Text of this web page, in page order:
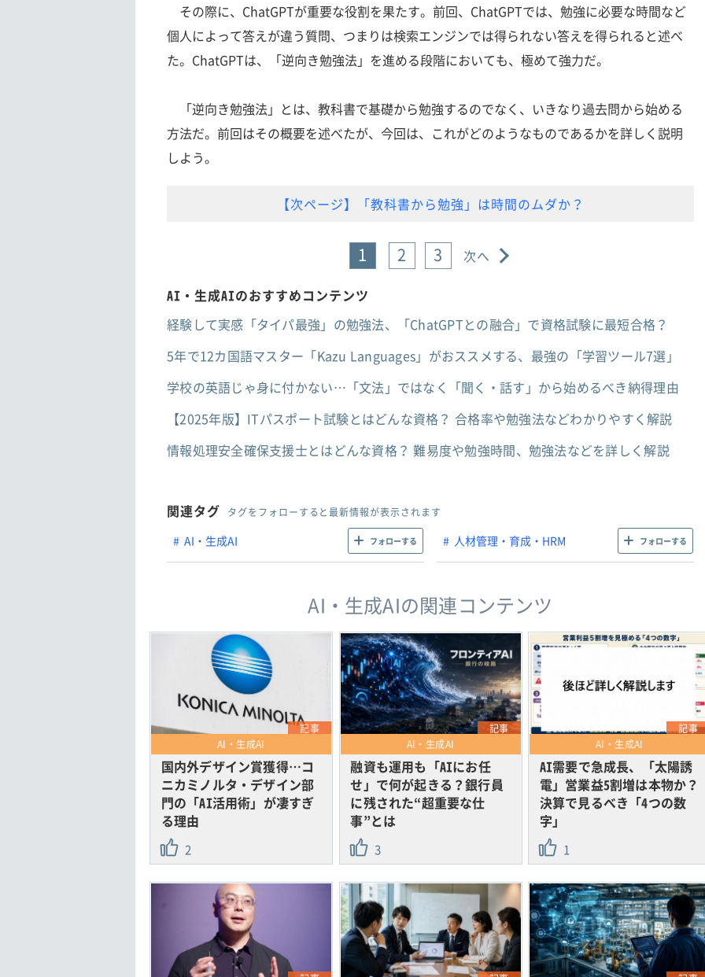
その際に、ChatGPTが重要な役割を果たす。前回、ChatGPTでは、勉強に必要な時間など
個人によって答えが違う質問、つまりは検索エンジンでは得られない答えを得られると述べ
た。ChatGPTは、「逆向き勉強法」を進める段階においても、極めて強力だ。
「逆向き勉強法」とは、教科書で基礎から勉強するのでなく、いきなり過去問から始める
方法だ。前回はその概要を述べたが、今回は、これがどのようなものであるかを詳しく説明
しよう。
【次ページ】「教科書から勉強」は時間のムダか？
1 2 3 次へ
AI・生成AIのおすすめコンテンツ
経験して実感「タイパ最強」の勉強法、「ChatGPTとの融合」で資格試験に最短合格？
5年で12カ国語マスター「Kazu Languages」がおススメする、最強の「学習ツール7選」
学校の英語じゃ身に付かない…「文法」ではなく「聞く・話す」から始めるべき納得理由
【2025年版】ITパスポート試験とはどんな資格？ 合格率や勉強法などわかりやすく解説
情報処理安全確保支援士とはどんな資格？ 難易度や勉強時間、勉強法などを詳しく解説
関連タグ タグをフォローすると最新情報が表示されます
AI・生成AI フォローする 人材管理・育成・HRM フォローする
AI・生成AIの関連コンテンツ
記事
AI・生成AI
国内外デザイン賞獲得…コ
ニカミノルタ・デザイン部
門の「AI活用術」が凄すぎ
る理由
2
記事
AI・生成AI
融資も運用も「AIにお任
せ」で何が起きる？銀行員
に残された“超重要な仕
事”とは
3
記事
AI・生成AI
AI需要で急成長、「太陽誘
電」営業益5割増は本物か？
決算で見るべき「4つの数
字」
1